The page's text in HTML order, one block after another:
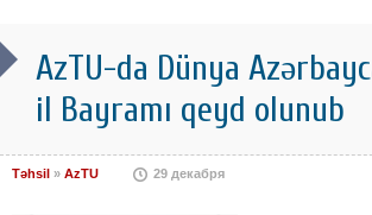
AzTU-da Dünya
il Bayramı qeyd olunub
Təhsil » AzTU 29 декабря